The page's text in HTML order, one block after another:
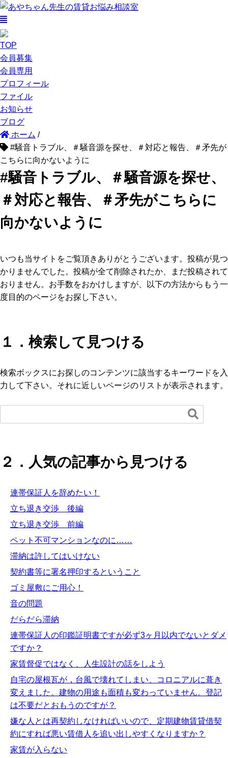
TOP
会員募集
会員専用
プロフィール
ファイル
お知らせ
ブログ
ホーム /
#騒音トラブル、＃騒音源を探せ、＃対応と報告、＃矛先が
こちらに向かないように
#騒音トラブル、＃騒音源を探せ、
＃対応と報告、＃矛先がこちらに
向かないように
いつも当サイトをご覧頂きありがとうございます。投稿が見つ
かりませんでした。投稿が全て削除されたか、まだ投稿されて
おりません。お手数をおかけしますが、以下の方法からもう一
度目的のページをお探し下さい。
１．検索して見つける
検索ボックスにお探しのコンテンツに該当するキーワードを入
力して下さい。それに近しいページのリストが表示されます。

２．人気の記事から見つける
連帯保証人を辞めたい！
立ち退き交渉 後編
立ち退き交渉 前編
ペット不可マンションなのに……
滞納は許してはいけない
契約書等に署名押印するということ
ゴミ屋敷にご用心！
音の問題
だらだら滞納
連帯保証人の印鑑証明書ですが必ず3ヶ月以内でないとダメ
ですか？
家賃督促ではなく、人生設計の話をしよう
自宅の屋根瓦が，台風で壊れてしまい、コロニアルに葺き
変えました。建物の用途も面積も変わっていません。登記
は不要だとおもうのですが？
嫌な人とは再契約しなければいいので、定期建物賃貸借契
約にすれば悪い賃借人を追い出しやすくなりますか？
家賃が入らない